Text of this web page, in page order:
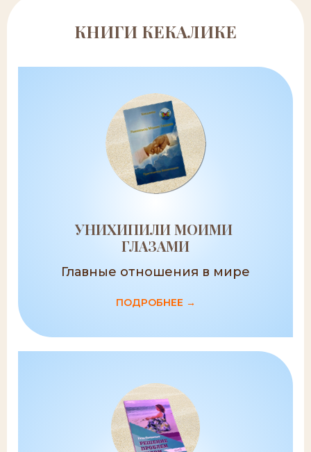
КНИГИ КЕКАЛИКЕ
УНИХИПИЛИ МОИМИ
ГЛАЗАМИ
Главные отношения в мире
ПОДРОБНЕЕ →